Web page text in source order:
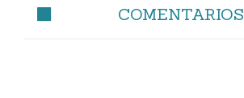
COMENTARIOS